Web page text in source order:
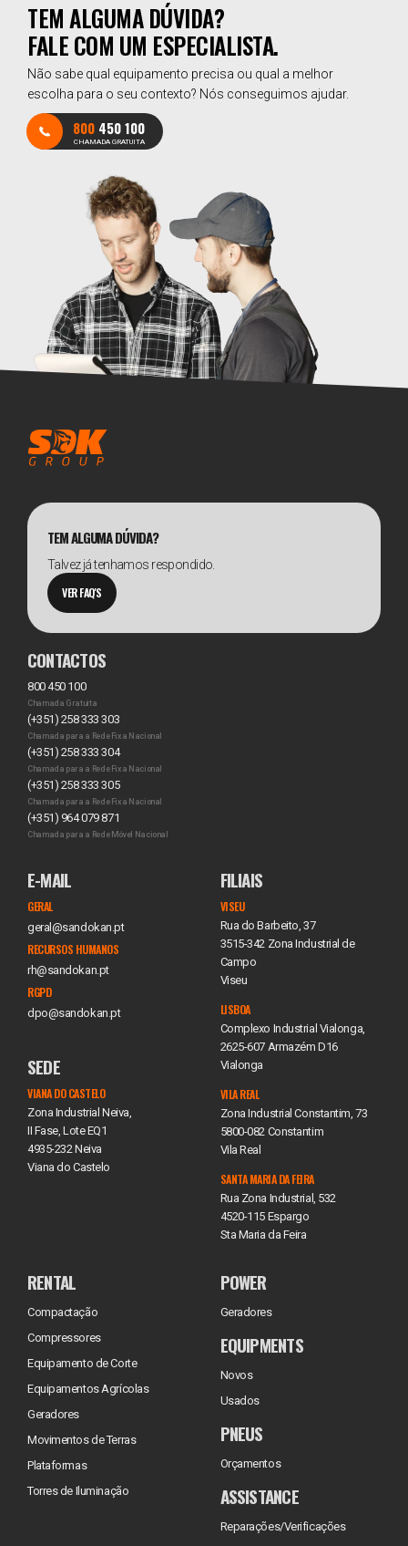
TEM ALGUMA DÚVIDA?
FALE COM UM ESPECIALISTA.
Não sabe qual equipamento precisa ou qual a melhor
escolha para o seu contexto? Nós conseguimos ajudar.
800 450 100
CHAMADA GRATUITA
TEM ALGUMA DÚVIDA?
Talvez já tenhamos respondido.
VER FAQ'S
CONTACTOS
800 450 100
Chamada Gratuita
(+351) 258 333 303
Chamada para a Rede Fixa Nacional
(+351) 258 333 304
Chamada para a Rede Fixa Nacional
(+351) 258 333 305
Chamada para a Rede Fixa Nacional
(+351) 964 079 871
Chamada para a Rede Móvel Nacional
E-MAIL
GERAL
geral@sandokan.pt
RECURSOS HUMANOS
rh@sandokan.pt
RGPD
dpo@sandokan.pt
SEDE
VIANA DO CASTELO
Zona Industrial Neiva,
II Fase, Lote EQ1
4935-232 Neiva
Viana do Castelo
FILIAIS
VISEU
Rua do Barbeito, 37
3515-342 Zona Industrial de
Campo
Viseu
LISBOA
Complexo Industrial Vialonga,
2625-607 Armazém D16
Vialonga
VILA REAL
Zona Industrial Constantim, 73
5800-082 Constantim
Vila Real
SANTA MARIA DA FEIRA
Rua Zona Industrial, 532
4520-115 Espargo
Sta Maria da Feira
RENTAL
Compactação
Compressores
Equipamento de Corte
Equipamentos Agrícolas
Geradores
Movimentos de Terras
Plataformas
Torres de Iluminação
POWER
Geradores
EQUIPMENTS
Novos
Usados
PNEUS
Orçamentos
ASSISTANCE
Reparações/Verificações